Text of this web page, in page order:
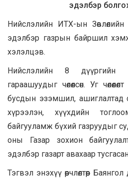
эдэлбэр
Нийслэлийн ИТХ-ын
эдэлбэр газрын байршил
хэлэлцэв.
Нийслэлийн 8 дүүргийн
гараашуудыг чөлөөлсөн. Уг
бусдын эзэмшил, ашиглалтад
хүрээлэн, хүүхдийн
байгууламж бүхий газруудыг
оны Газар зохион
эдэлбэр газарт авахаар
Тэгвэл энэхүү өөрчлөлтөөр